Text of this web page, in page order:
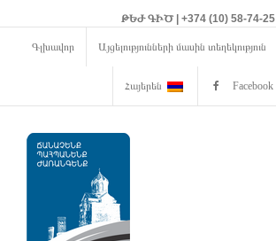
ԹԵԺ ԳԻԾ | +374 (10) 58-74-25
Գլխավոր Այցելությունների մասին տեղեկություն
Հայերեն Facebook